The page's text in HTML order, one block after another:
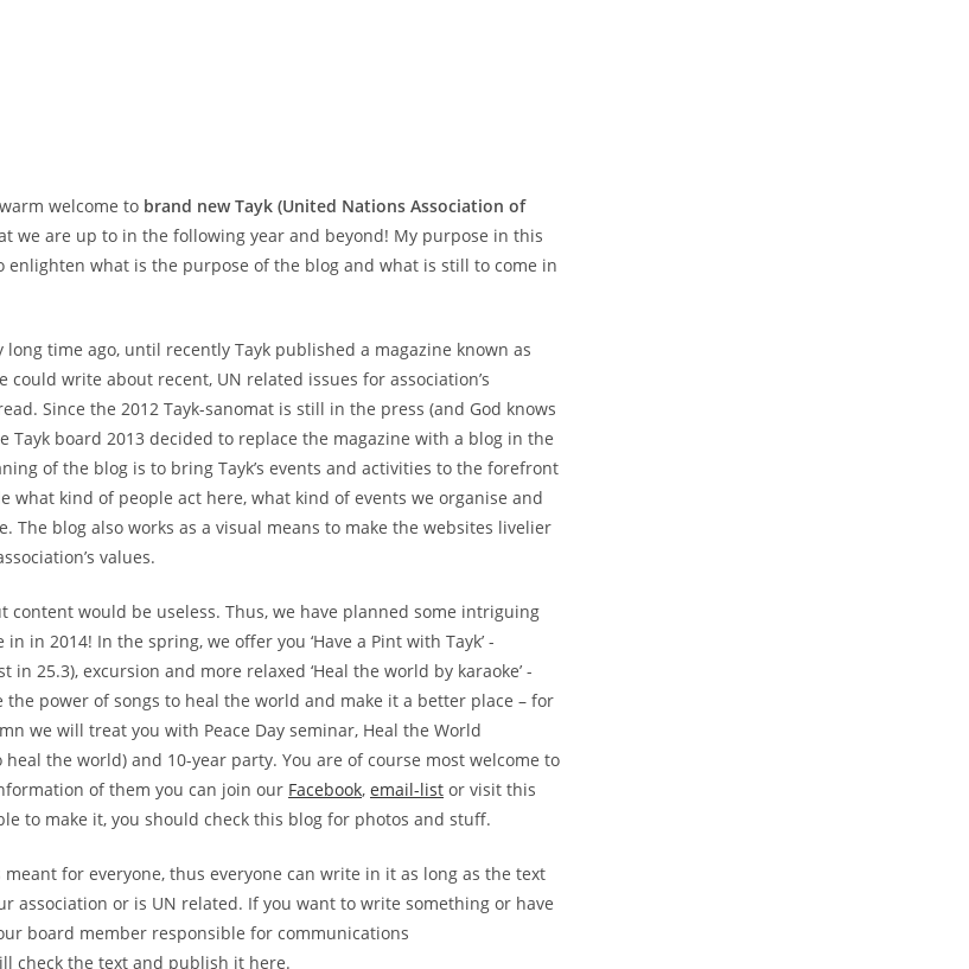
welcome to brand new Tayk (United Nations Association of
we are up to in the following year and beyond! My purpose in this
what is the purpose of the blog and what is still to come in
long time ago, until recently Tayk published a magazine known as
could write about recent, UN related issues for association’s
Since the 2012 Tayk-sanomat is still in the press (and God knows
Tayk board 2013 decided to replace the magazine with a blog in the
of the blog is to bring Tayk’s events and activities to the forefront
what kind of people act here, what kind of events we organise and
The blog also works as a visual means to make the websites livelier
values.
content would be useless. Thus, we have planned some intriguing
in 2014! In the spring, we offer you ‘Have a Pint with Tayk’ -
in 25.3), excursion and more relaxed ‘Heal the world by karaoke’ -
the power of songs to heal the world and make it a better place – for
we will treat you with Peace Day seminar, Heal the World
the world) and 10-year party. You are of course most welcome to
of them you can join our Facebook, email-list or visit this
to make it, you should check this blog for photos and stuff.
for everyone, thus everyone can write in it as long as the text
association or is UN related. If you want to write something or have
board member responsible for communications
check the text and publish it here.